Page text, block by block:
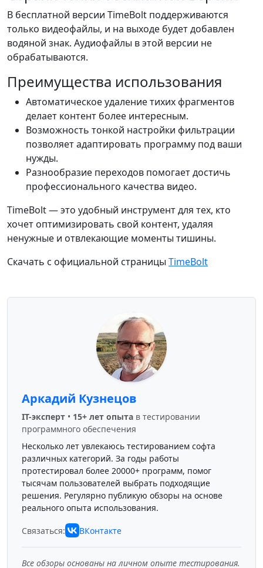
В бесплатной версии TimeBolt поддерживаются
только видеофайлы, и на выходе будет добавлен
водяной знак. Аудиофайлы в этой версии не
обрабатываются.
Преимущества использования
Автоматическое удаление тихих фрагментов
делает контент более интересным.
Возможность тонкой настройки фильтрации
позволяет адаптировать программу под ваши
нужды.
Разнообразие переходов помогает достичь
профессионального качества видео.
TimeBolt — это удобный инструмент для тех, кто
хочет оптимизировать свой контент, удаляя
ненужные и отвлекающие моменты тишины.
Скачать с официальной страницы TimeBolt
Аркадий Кузнецов
IT-эксперт • 15+ лет опыта в тестировании
программного обеспечения
Несколько лет увлекаюсь тестированием софта
различных категорий. За годы работы
протестировал более 20000+ программ, помог
тысячам пользователей выбрать подходящие
решения. Регулярно публикую обзоры на основе
реального опыта использования.
Связаться: ВКонтакте
Все обзоры основаны на личном опыте тестирования.